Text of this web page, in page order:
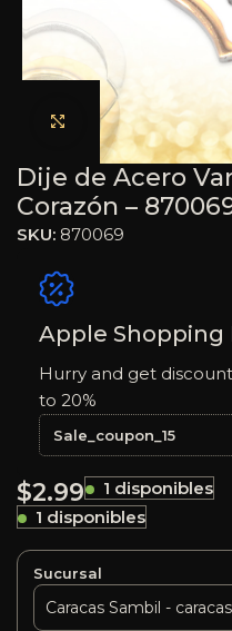
Haga clic para
Dije de Acero
Corazón –
SKU: 870069
Apple Shopping
Hurry and get
to 20%
Sale_coupon_15
$2.99
1 disponibles
1 disponibles
Sucursal